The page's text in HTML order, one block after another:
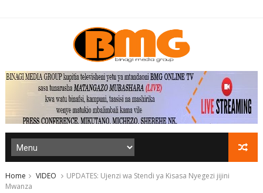
Home VIDEO
UPDATES: Ujenzi wa Stendi ya Kisasa Nyegezi jijini
Mwanza